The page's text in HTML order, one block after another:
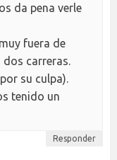
da pena verle
fuera de
carreras.
su culpa).
tenido un
Responder